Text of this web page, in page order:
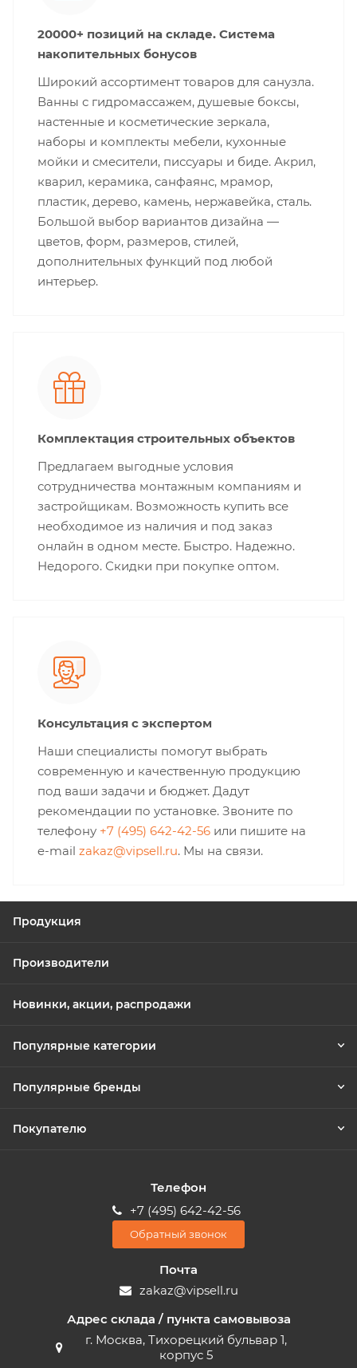
20000+ позиций на складе. Система
накопительных бонусов
Широкий ассортимент товаров для санузла.
Ванны с гидромассажем, душевые боксы,
настенные и косметические зеркала,
наборы и комплекты мебели, кухонные
мойки и смесители, писсуары и биде. Акрил,
кварил, керамика, санфаянс, мрамор,
пластик, дерево, камень, нержавейка, сталь.
Большой выбор вариантов дизайна —
цветов, форм, размеров, стилей,
дополнительных функций под любой
интерьер.
Комплектация строительных объектов
Предлагаем выгодные условия
сотрудничества монтажным компаниям и
застройщикам. Возможность купить все
необходимое из наличия и под заказ
онлайн в одном месте. Быстро. Надежно.
Недорого. Скидки при покупке оптом.
Консультация с экспертом
Наши специалисты помогут выбрать
современную и качественную продукцию
под ваши задачи и бюджет. Дадут
рекомендации по установке. Звоните по
телефону +7 (495) 642-42-56 или пишите на
e-mail zakaz@vipsell.ru. Мы на связи.
Продукция
Производители
Новинки, акции, распродажи
Популярные категории
Популярные бренды
Покупателю
Телефон
+7 (495) 642-42-56
Обратный звонок
Почта
zakaz@vipsell.ru
Адрес склада / пункта самовывоза
г. Москва, Тихорецкий бульвар 1,
корпус 5